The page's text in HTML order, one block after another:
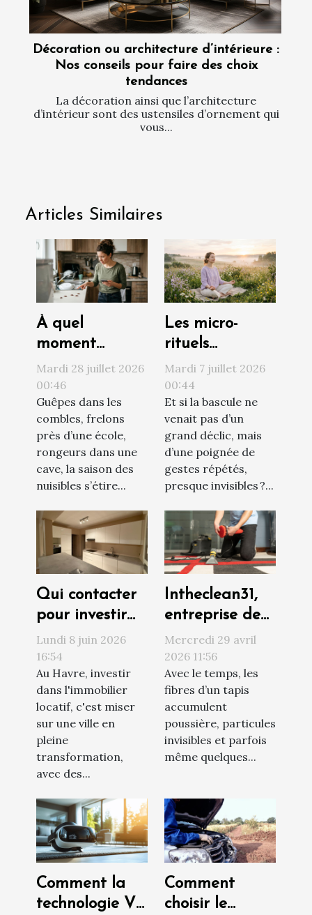
Décoration ou architecture d’intérieure :
Nos conseils pour faire des choix
tendances
La décoration ainsi que l’architecture
d’intérieur sont des ustensiles d’ornement qui
vous...
Articles Similaires
À quel
moment
contacter un
professionnel
face à une
invasion de
nuisibles ?
Mardi 28 juillet 2026
00:46
Guêpes dans les
combles, frelons
près d’une école,
rongeurs dans une
cave, la saison des
nuisibles s’étire...
Les micro-
rituels
quotidiens qui
transforment
votre vision du
monde
Mardi 7 juillet 2026
00:44
Et si la bascule ne
venait pas d’un
grand déclic, mais
d’une poignée de
gestes répétés,
presque invisibles ?...
Qui contacter
pour investir
sereinement
au Havre ?
Lundi 8 juin 2026
16:54
Au Havre, investir
dans l'immobilier
locatif, c'est miser
sur une ville en
pleine
transformation,
avec des...
Intheclean31,
entreprise de
confiance pour
le nettoyage
de vos tapis à
Toulouse
Mercredi 29 avril
2026 11:56
Avec le temps, les
fibres d’un tapis
accumulent
poussière, particules
invisibles et parfois
même quelques...
Comment la
technologie VR
Comment
choisir le